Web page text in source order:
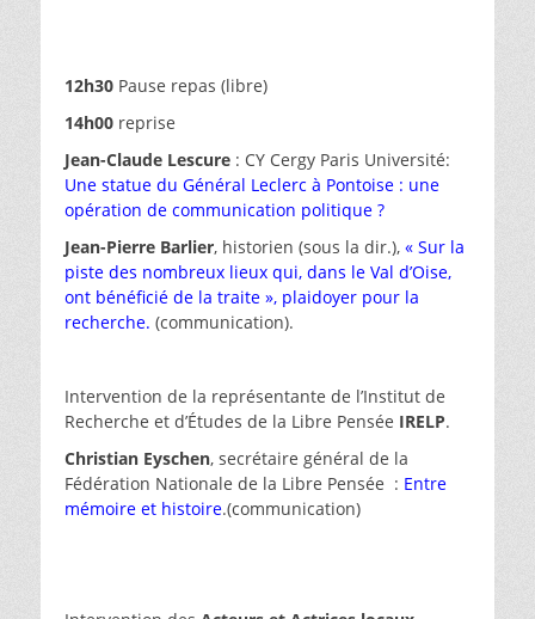
12h30 Pause repas (libre)
14h00 reprise
Jean-Claude Lescure : CY Cergy Paris Université:
Une statue du Général Leclerc à Pontoise : une
opération de communication politique ?
Jean-Pierre Barlier, historien (sous la dir.), « Sur la
piste des nombreux lieux qui, dans le Val d’Oise,
ont bénéficié de la traite », plaidoyer pour la
recherche. (communication).
Intervention de la représentante de l’Institut de
Recherche et d’Études de la Libre Pensée IRELP.
Christian Eyschen, secrétaire général de la
Fédération Nationale de la Libre Pensée : Entre
mémoire et histoire.(communication)